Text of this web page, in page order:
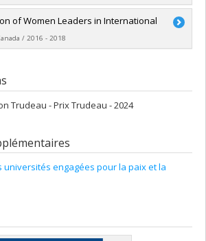
: Marie-Joëlle Zahar
:CRSH/Conseil de recherches en
du Canada
of Women Leaders in International
/ 2016 - 2018
Joëlle Zahar
:CRSH/Conseil de recherches en
du Canada
Trudeau - Prix Trudeau - 2024
universités engagées pour la paix et la